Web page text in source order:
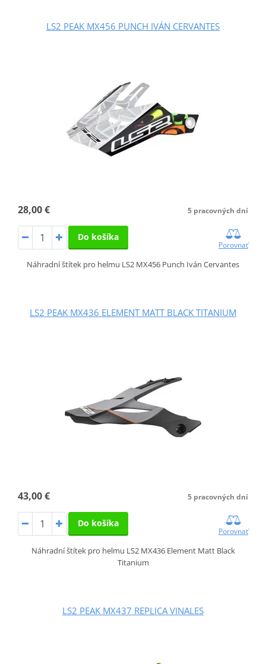
LS2 PEAK MX456 PUNCH IVÁN CERVANTES
28,00 € 5 pracovných dní
Do košíka
Porovnať
Náhradní štítek pro helmu LS2 MX456 Punch Iván Cervantes
LS2 PEAK MX436 ELEMENT MATT BLACK TITANIUM
43,00 € 5 pracovných dní
Do košíka
Porovnať
Náhradní štítek pro helmu LS2 MX436 Element Matt Black
Titanium
LS2 PEAK MX437 REPLICA VINALES